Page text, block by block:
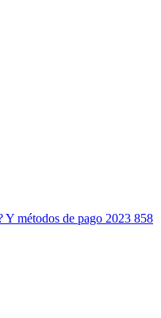
Y métodos de pago 2023 858